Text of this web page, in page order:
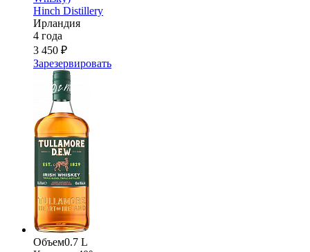
Hinch Distillery
Ирландия
4 года
3 450 ₽
Зарезервировать
Объем0.7 L